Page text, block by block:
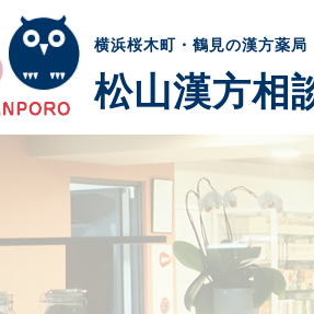
横浜桜木町・鶴見の漢方薬局
松山漢方相